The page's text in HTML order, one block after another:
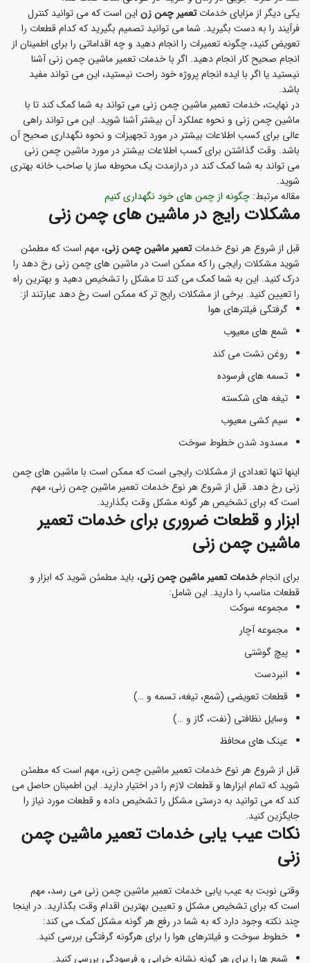
یکی دیگر از مزایای خدماتتعمیر چمن زن این است که می توانید کنترل
فرآیند را به دست بگیرید. شما می توانید تصمیم بگیرید که کدام قطعات را
تعویض کنید، چگونه تعمیرات را انجام دهید و چه اقداماتی را برای اطمینان از
انجام صحیح کار انجام دهید. اگر با خدمات تعمیر ماشین چمن زنی آشنا
نیستید یا اگر با ایده انجام پروژه خود راحت نیستید، این می تواند مفید
باشد.
در نهایت، خدمات تعمیر ماشین چمن زنی می تواند به شما کمک کند تا با
ماشین چمن زنی و نحوه عملکرد آن بیشتر آشنا شوید. این می تواند راهی
عالی برای کسب اطلاعات بیشتر در مورد تجهیزات و نحوه نگهداری صحیح آن
باشد. وقت گذاشتن برای کسب اطلاعات بیشتر در مورد ماشین چمن زنی
می تواند به شما کمک کند در درازمدت یک محوطه ساز یا صاحب خانه بهتری
شوید.
مقاله مرتبط: چگونه از چمن‌ های خود نگهداری کنیم
مشکلات رایج در ماشین های چمن زنی
قبل از شروع هر نوع خدماتتعمیر ماشین چمن زنی، مهم است که مطمئن
شوید مشکلات رایجی را که ممکن است در ماشین های چمن زنی رخ دهد را
درک کنید. این به شما کمک می کند تا مشکل را تشخیص دهید و بهترین راه
را تعیین کنید. برخی از مشکلات رایج تر که ممکن است رخ دهد عبارتند از:
گرفتگی فیلترهای هوا
شمع های معیوب
روغن نشت می کند
تسمه های فرسوده
تیغه های شکسته
سیم کشی معیوب
مسدود شدن خطوط سوخت
اینها تنها تعدادی از مشکلات رایجی است که ممکن است با ماشین های چمن
زنی رخ دهد. قبل از شروع هر نوع خدمات تعمیر ماشین چمن زنی، مهم
است که برای تشخیص هر گونه مشکل وقت بگذارید.
ابزار و قطعات ضروری برای خدمات تعمیر
ماشین چمن زنی
برای انجامخدمات تعمیر ماشین چمن زنی، باید مطمئن شوید که ابزار و
قطعات مناسب را دارید. این شامل:
مجموعه سوکت
مجموعه آچار
پیچ گوشتی
انبردست
قطعات تعویضی (شمع، تیغه، تسمه و …)
وسایل نظافتی (نفت، گاز و …)
عینک های محافظ
قبل از شروع هر نوع خدمات تعمیر ماشین چمن زنی، مهم است که مطمئن
شوید که تمام ابزارها و قطعات لازم را در اختیار دارید. این اطمینان حاصل می
کند که می توانید به درستی مشکل را تشخیص داده و قطعات مورد نیاز را
جایگزین کنید.
نکات عیب یابی خدمات تعمیر ماشین چمن
زنی
وقتی نوبت به عیب یابی خدمات تعمیر ماشین چمن زنی می رسد، مهم
است که برای تشخیص مشکل و تعیین بهترین اقدام وقت بگذارید. در اینجا
چند نکته وجود دارد که به شما در رفع هر گونه مشکل کمک می کند:
خطوط سوخت و فیلترهای هوا را برای هرگونه گرفتگی بررسی کنید.
شمع ها را برای هر گونه نشانه خرابی و فرسودگی بررسی کنید.